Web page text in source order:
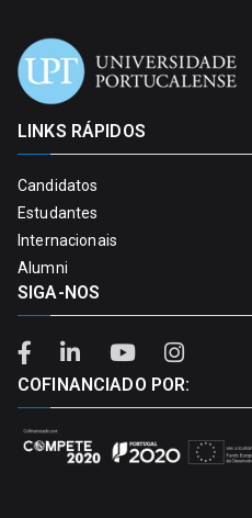
LINKS RÁPIDOS
Candidatos
Estudantes
Internacionais
Alumni
SIGA-NOS
COFINANCIADO POR: